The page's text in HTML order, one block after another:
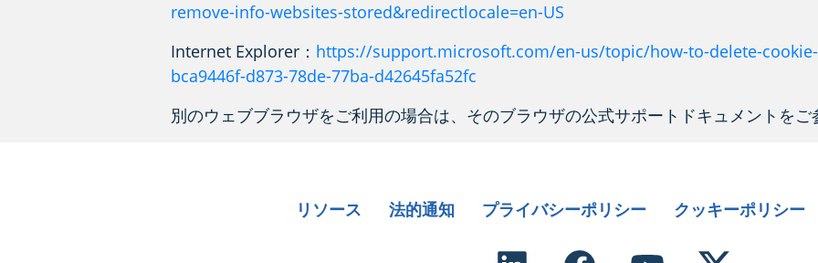
remove-info-websites-stored&redirectlocale=en-US
Internet Explorer： https://support.microsoft.com/en-us/topic/how-to-delete-
bca9446f-d873-78de-77ba-d42645fa52fc
別のウェブブラウザをご利用の場合は、そのブラウザの公式サポートドキュメントを
リソース 法的通知 プライバシーポリシー クッキーポリシー